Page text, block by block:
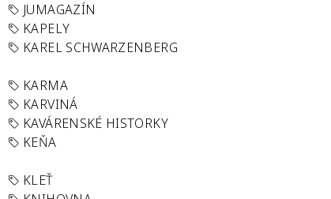
JUMAGAZÍN
KAPELY
KAREL SCHWARZENBERG
KARMA
KARVINÁ
KAVÁRENSKÉ HISTORKY
KEŇA
KLEŤ